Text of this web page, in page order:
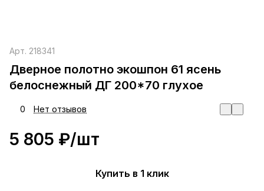
Арт. 218341
Дверное полотно экошпон 61 ясень
белоснежный ДГ 200*70 глухое
0 Нет отзывов
5 805 ₽/шт
Купить в 1 клик